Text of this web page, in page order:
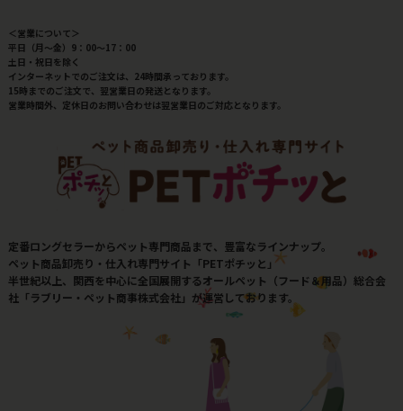
＜営業について＞
平日（月～金）9：00～17：00
土日・祝日を除く
インターネットでのご注文は、24時間承っております。
15時までのご注文で、翌営業日の発送となります。
営業時間外、定休日のお問い合わせは翌営業日のご対応となります。
定番ロングセラーからペット専門商品まで、豊富なラインナップ。
ペット商品卸売り・仕入れ専門サイト「PETポチッと」
半世紀以上、関西を中心に全国展開するオールペット（フード＆用品）総合会
社「ラブリー・ペット商事株式会社」が運営しております。